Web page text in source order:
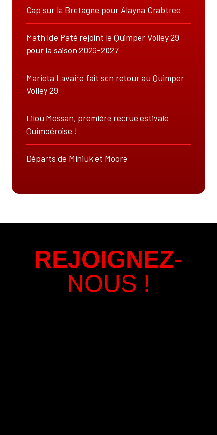
Cap sur la Bretagne pour Alayna Crabtree
Mathilde Paté rejoint le Quimper Volley 29
pour la saison 2026-2027
Marieta Lavaire fait son retour au Quimper
Volley 29
Lilou Mossan, première recrue estivale
Quimpéroise !
Départs de Miniuk et Moore
REJOIGNEZ-
NOUS !